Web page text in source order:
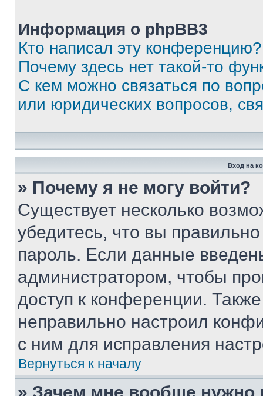
Информация о phpBB3
Кто написал эту конференцию?
Почему здесь нет такой-то
С кем можно связаться по
или юридических вопросов,
Вход на
» Почему я не могу войти?
Существует несколько
убедитесь, что вы
пароль. Если данные
администратором, чтобы
доступ к конференции.
неправильно настроил
с ним для исправления
Вернуться к началу